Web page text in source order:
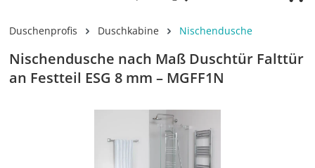
Duschenprofis Duschkabine Nischendusche
Nischendusche nach Maß Duschtür Falttür
an Festteil ESG 8 mm – MGFF1N